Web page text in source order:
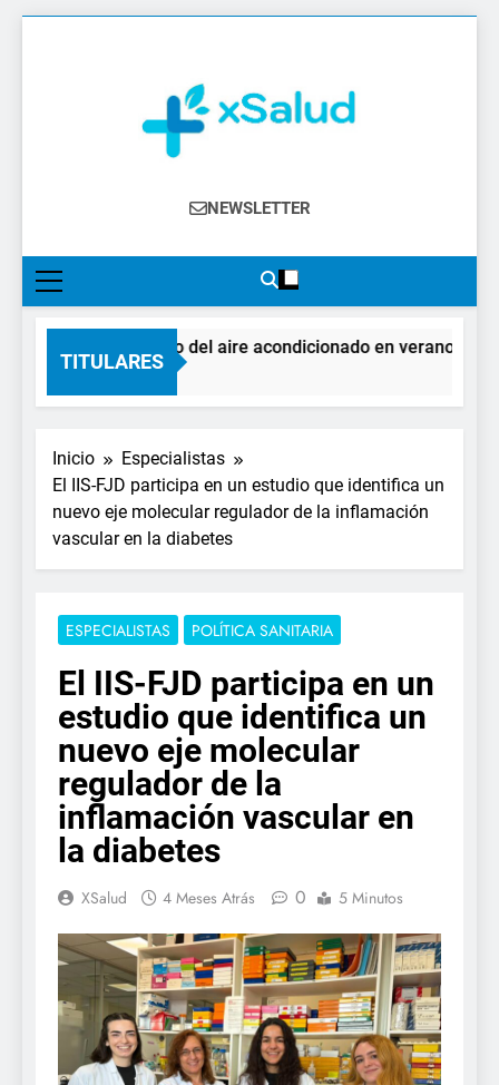
XSalud
Noticias Del Sector Salud. Congresos Y
Farmacéutica, Atención Primaria,
Especialistas, Farmacia, Etc…
NEWSLETTER
TITULARES
El impacto del aire acondicionado en verano:
3 Días Atrás
Inicio
Especialistas
El IIS-FJD participa en un estudio que identifica un
nuevo eje molecular regulador de la inflamación
vascular en la diabetes
ESPECIALISTAS POLÍTICA SANITARIA
El IIS-FJD participa en un
estudio que identifica un
nuevo eje molecular
regulador de la
inflamación vascular en
la diabetes
XSalud 4 Meses Atrás 0 5 Minutos